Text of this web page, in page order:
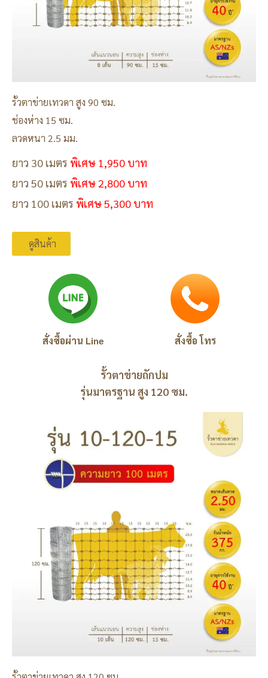
รั้วตาข่ายเทวดา สูง 90 ซม.
ช่องห่าง 15 ซม.
ลวดหนา 2.5 มม.
ยาว 30 เมตร พิเศษ 1,950 บาท
ยาว 50 เมตร พิเศษ 2,800 บาท
ยาว 100 เมตร พิเศษ 5,300 บาท
ดูสินค้า
สั่งซื้อผ่าน Line สั่งซื้อ โทร
รั้วตาข่ายถักปม
รุ่นมาตรฐาน สูง 120 ซม.